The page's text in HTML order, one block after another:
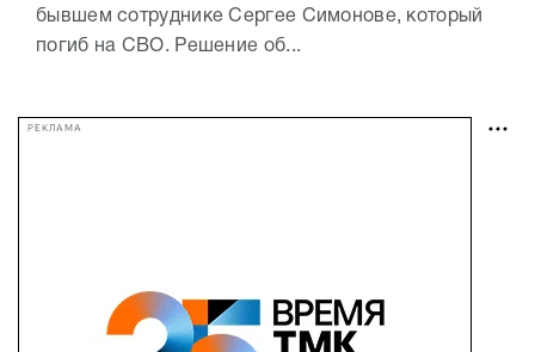
бывшем сотруднике Сергее Симонове, который
погиб на СВО. Решение об...
РЕКЛАМА